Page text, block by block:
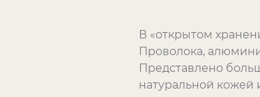
В «открытом
Проволока,
Представлено
натуральной кожей